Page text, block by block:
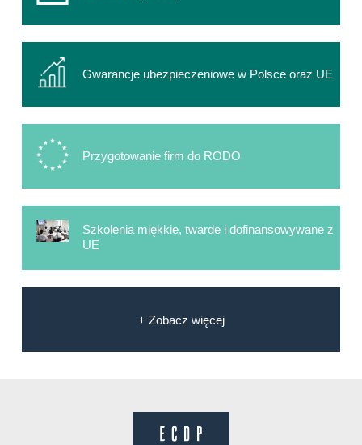
Gwarancje ubezpieczeniowe w Polsce oraz UE
Przygotowanie firm do RODO
Szkolenia miękkie, twarde i dofinansowywane z
UE
+ Zobacz więcej